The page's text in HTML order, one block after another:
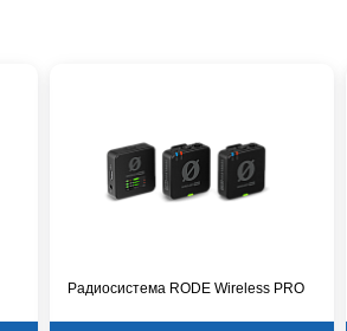
Радиосистема RODE Wireless PRO